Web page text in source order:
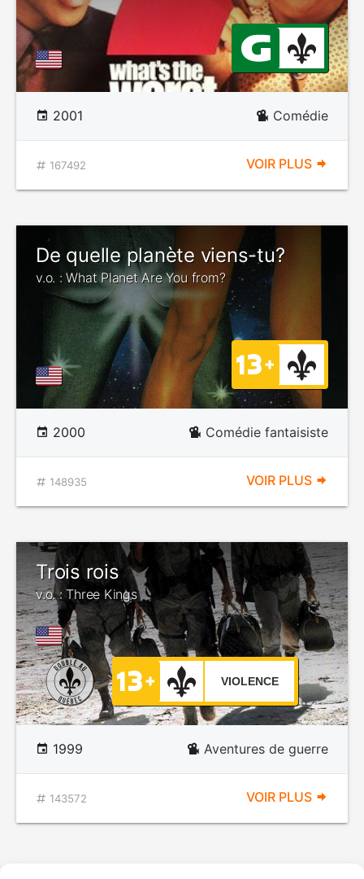
2001 Comédie
167492 VOIR PLUS
De quelle planète viens-tu?
v.o. : What Planet Are You from?
2000 Comédie fantaisiste
148935 VOIR PLUS
Trois rois
v.o. : Three Kings
VIOLENCE
1999 Aventures de guerre
143572 VOIR PLUS